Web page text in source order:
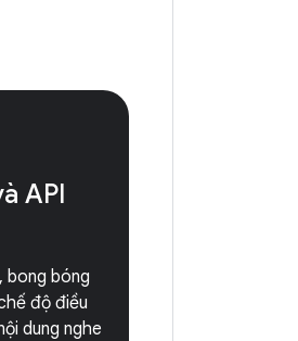
API
bong bóng
độ điều
dung nghe